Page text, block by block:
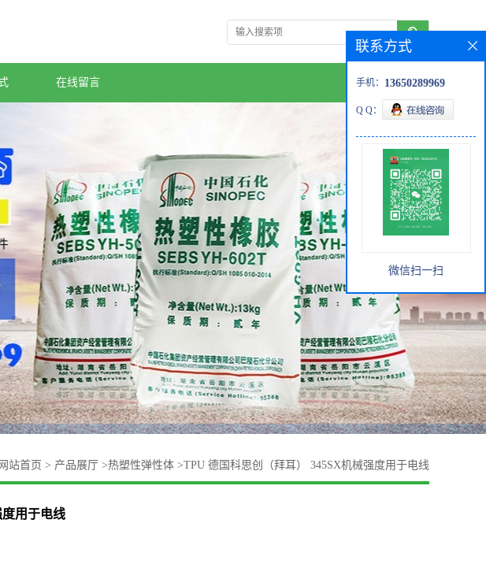
在线留言
网站首页 > 产品展厅 >热塑性弹性体 >TPU 德国科思创（拜耳） 345SX机械强度用于电线
用于电线
联系方式
手机： 13650289969
Q Q：
微信扫一扫